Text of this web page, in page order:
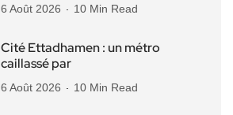
6 Août 2026 10 Min Read
Cité Ettadhamen : un métro
caillassé par
6 Août 2026 10 Min Read